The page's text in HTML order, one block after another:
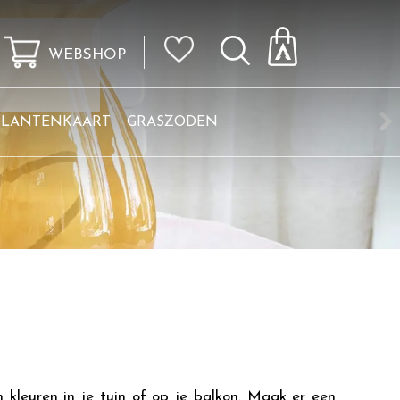
WEBSHOP
GRASZODEN
kleuren in je tuin of op je balkon. Maak er een